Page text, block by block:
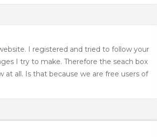
I registered and tried to follow your
I try to make. Therefore the seach box
at all. Is that because we are free users of